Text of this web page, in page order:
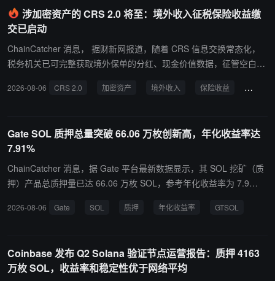
制这波采用势头。 其表示，SharpLink 认同提案作者希望 ETH 趋于
稀缺、质押率稳定在合理水平的目标，但认为应通过既有的基础费用
销毁机制实现，而非改动协议的经济根基。
涉加密资产的 CRS 2.0 将至：境外收入征税保险收益缴
交已启动
ChainCatcher 消息， 据财新网报道，随着 CRS 信息交换常态化，
税务机关已可完整获取境外保单的分红、现金价值数据，征管空白正
S 作为全球税务体系的“天眼”也正在按时间表升级，CRS 2.0 将至，
潮流。整体来看，从境外炒股、境外保险、离岸信托多个维度，CRS
2.0 迭代落地与境外所得税收征管趋严形成机制共振，二者互为支
撑、叠加增效，共同收紧跨境税源监管约束。
2026-08-06 CRS 2.0 加密资产 境外收入 保险收益 税收征
Gate SOL 质押总量突破 66.06 万枚创新高，年化收益率达
7.91%
ChainCatcher 消息，据 Gate 平台最新数据显示，其 SOL 挖矿（质
押）产品总质押量已达 66.06 万枚 SOL，参考年化收益率为 7.9
务支持即时赎回，释放流动性并获取稳定收益。除 SOL 外，平台还
DT 3.11%。
2026-08-06 Gate SOL 质押 年化收益率 GTSOL
Coinbase 发布 Q2 Solana 验证节点运营报告：质押 4163
万枚 SOL，收益率和稳定性优于网络平均